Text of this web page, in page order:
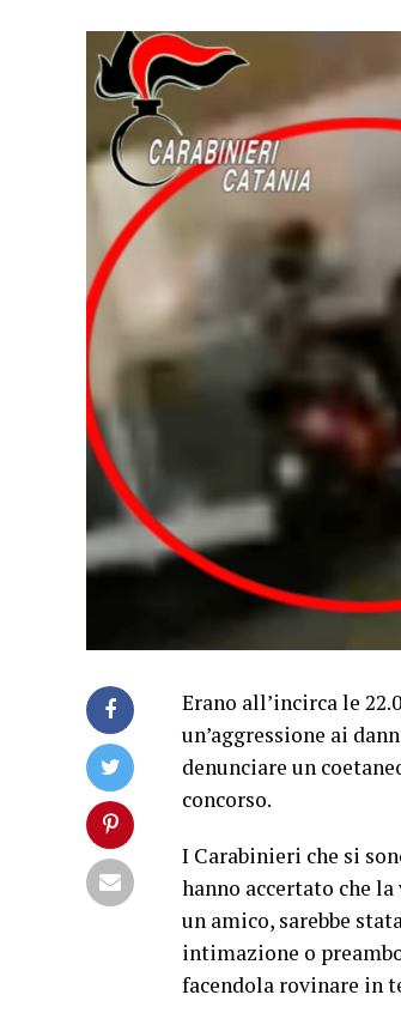
Erano all’incirca le
un’aggressione ai
denunciare un
concorso.
I Carabinieri che si
hanno accertato che
un amico, sarebbe
intimazione o
facendola rovinare in